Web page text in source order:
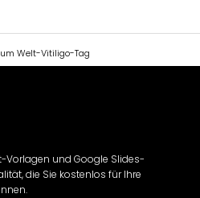
Welt-Vitiligo-Tag
Vorlagen und Google Slides-
die Sie kostenlos für Ihre